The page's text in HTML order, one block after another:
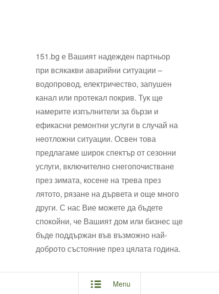
151.bg е Вашият надежден партньор
при всякакви аварийни ситуации –
водопровод, електричество, запушен
канал или протекал покрив. Тук ще
намерите изпълнители за бързи и
ефикасни ремонтни услуги в случай на
неотложни ситуации. Освен това
предлагаме широк спектър от сезонни
услуги, включително снегопочистване
през зимата, косене на трева през
лятото, рязане на дървета и още много
други. С нас Вие можете да бъдете
спокойни, че Вашият дом или бизнес ще
бъде поддържан във възможно най-
доброто състояние през цялата година.
Menu